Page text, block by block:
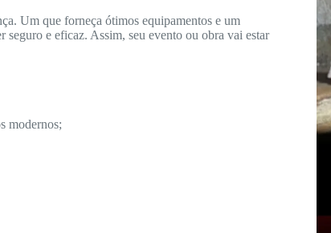
Um que forneça ótimos equipamentos e um
seguro e eficaz. Assim, seu evento ou obra vai estar
modernos;